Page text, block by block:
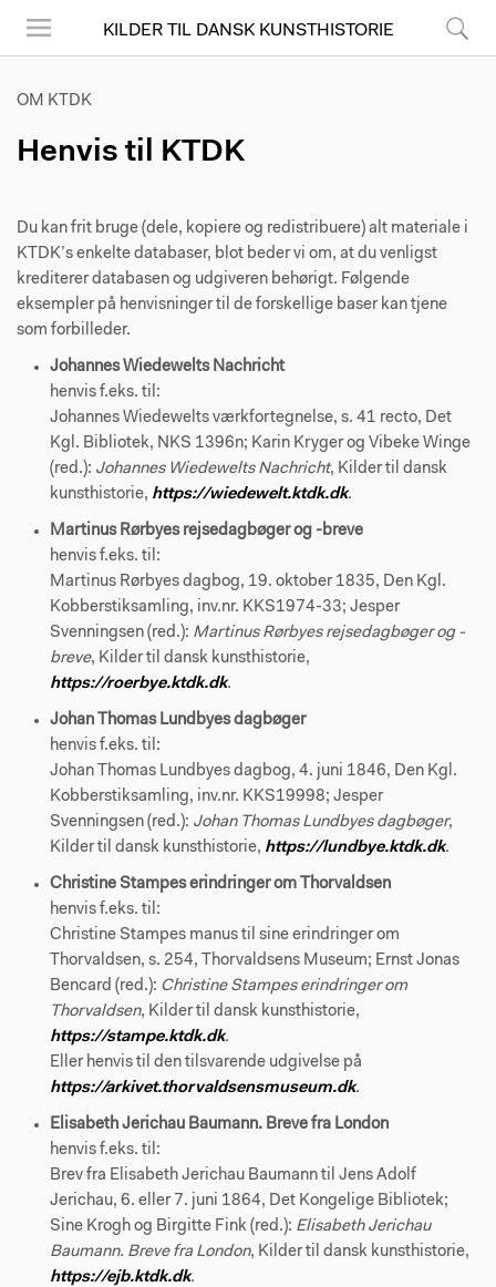
KILDER TIL DANSK KUNSTHISTORIE
OM KTDK
Henvis til KTDK
Du kan frit bruge (dele, kopiere og redistribuere) alt materiale i
KTDK’s enkelte databaser, blot beder vi om, at du venligst
krediterer databasen og udgiveren behørigt. Følgende
eksempler på henvisninger til de forskellige baser kan tjene
som forbilleder.
Johannes Wiedewelts Nachricht
henvis f.eks. til:
Johannes Wiedewelts værkfortegnelse, s. 41 recto, Det
Kgl. Bibliotek, NKS 1396n; Karin Kryger og Vibeke Winge
(red.): Johannes Wiedewelts Nachricht, Kilder til dansk
kunsthistorie, https://wiedewelt.ktdk.dk.
Martinus Rørbyes rejsedagbøger og -breve
henvis f.eks. til:
Martinus Rørbyes dagbog, 19. oktober 1835, Den Kgl.
Kobberstiksamling, inv.nr. KKS1974-33; Jesper
Svenningsen (red.): Martinus Rørbyes rejsedagbøger og -
breve, Kilder til dansk kunsthistorie,
https://roerbye.ktdk.dk.
Johan Thomas Lundbyes dagbøger
henvis f.eks. til:
Johan Thomas Lundbyes dagbog, 4. juni 1846, Den Kgl.
Kobberstiksamling, inv.nr. KKS19998; Jesper
Svenningsen (red.): Johan Thomas Lundbyes dagbøger,
Kilder til dansk kunsthistorie, https://lundbye.ktdk.dk.
Christine Stampes erindringer om Thorvaldsen
henvis f.eks. til:
Christine Stampes manus til sine erindringer om
Thorvaldsen, s. 254, Thorvaldsens Museum; Ernst Jonas
Bencard (red.): Christine Stampes erindringer om
Thorvaldsen, Kilder til dansk kunsthistorie,
https://stampe.ktdk.dk.
Eller henvis til den tilsvarende udgivelse på
https://arkivet.thorvaldsensmuseum.dk.
Elisabeth Jerichau Baumann. Breve fra London
henvis f.eks. til:
Brev fra Elisabeth Jerichau Baumann til Jens Adolf
Jerichau, 6. eller 7. juni 1864, Det Kongelige Bibliotek;
Sine Krogh og Birgitte Fink (red.): Elisabeth Jerichau
Baumann. Breve fra London, Kilder til dansk kunsthistorie,
https://ejb.ktdk.dk.